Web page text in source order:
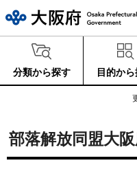
分類から探す 目的か
部落解放同盟大